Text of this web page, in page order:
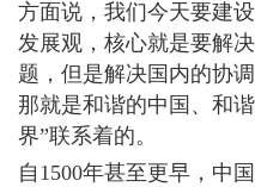
方面说，我们今天要建
发展观，核心就是要解
题，但是解决国内的协
那就是和谐的中国、和
界”联系着的。
自1500年甚至更早，中